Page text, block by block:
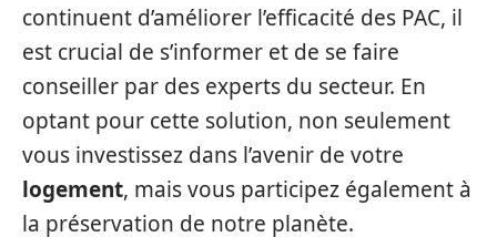
continuent d’améliorer l’efficacité des PAC, il
est crucial de s’informer et de se faire
conseiller par des experts du secteur. En
optant pour cette solution, non seulement
vous investissez dans l’avenir de votre
logement, mais vous participez également à
la préservation de notre planète.